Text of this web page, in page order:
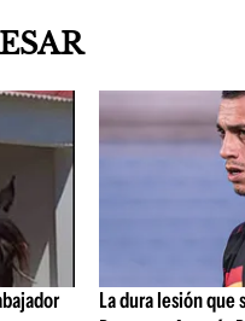
La dura lesión